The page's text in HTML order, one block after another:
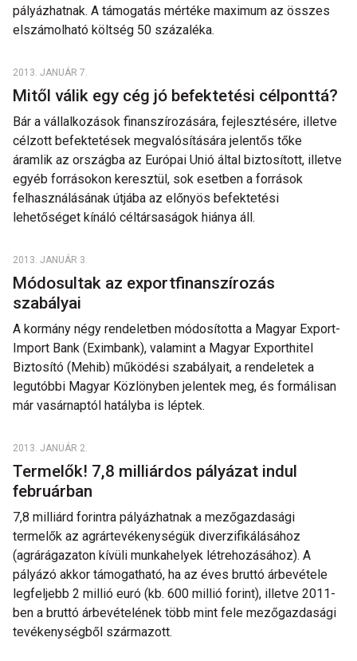
pályázhatnak. A támogatás mértéke maximum az összes
elszámolható költség 50 százaléka.
2013. JANUÁR 7.
Mitől válik egy cég jó befektetési célponttá?
Bár a vállalkozások finanszírozására, fejlesztésére, illetve
célzott befektetések megvalósítására jelentős tőke
áramlik az országba az Európai Unió által biztosított, illetve
egyéb forrásokon keresztül, sok esetben a források
felhasználásának útjába az előnyös befektetési
lehetőséget kínáló céltársaságok hiánya áll.
2013. JANUÁR 3.
Módosultak az exportfinanszírozás
szabályai
A kormány négy rendeletben módosította a Magyar Export-
Import Bank (Eximbank), valamint a Magyar Exporthitel
Biztosító (Mehib) működési szabályait, a rendeletek a
legutóbbi Magyar Közlönyben jelentek meg, és formálisan
már vasárnaptól hatályba is léptek.
2013. JANUÁR 2.
Termelők! 7,8 milliárdos pályázat indul
februárban
7,8 milliárd forintra pályázhatnak a mezőgazdasági
termelők az agrártevékenységük diverzifikálásához
(agrárágazaton kívüli munkahelyek létrehozásához). A
pályázó akkor támogatható, ha az éves bruttó árbevétele
legfeljebb 2 millió euró (kb. 600 millió forint), illetve 2011-
ben a bruttó árbevételének több mint fele mezőgazdasági
tevékenységből származott.